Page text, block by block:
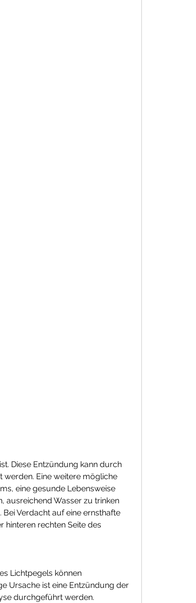
werden. Eine weitere mögliche
eine gesunde Lebensweise
ausreichend Wasser zu trinken
Verdacht auf eine ernsthafte
hinteren rechten Seite des
Lichtpegels können
Ursache ist eine Entzündung der
durchgeführt werden.